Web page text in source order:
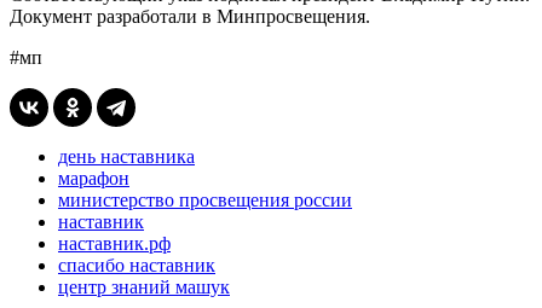
Документ разработали в Минпросвещения.
#мп
день наставника
марафон
министерство просвещения россии
наставник
наставник.рф
спасибо наставник
центр знаний машук